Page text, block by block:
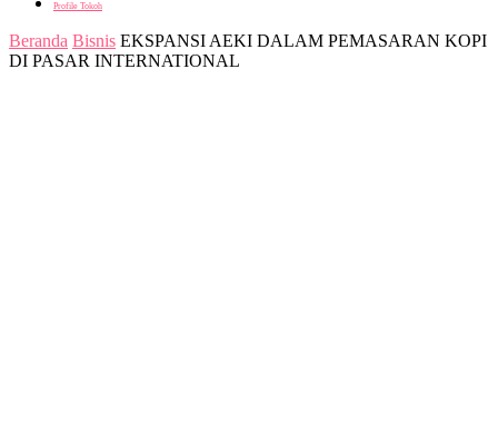
Profile Tokoh
Beranda Bisnis EKSPANSI AEKI DALAM PEMASARAN KOPI
DI PASAR INTERNATIONAL